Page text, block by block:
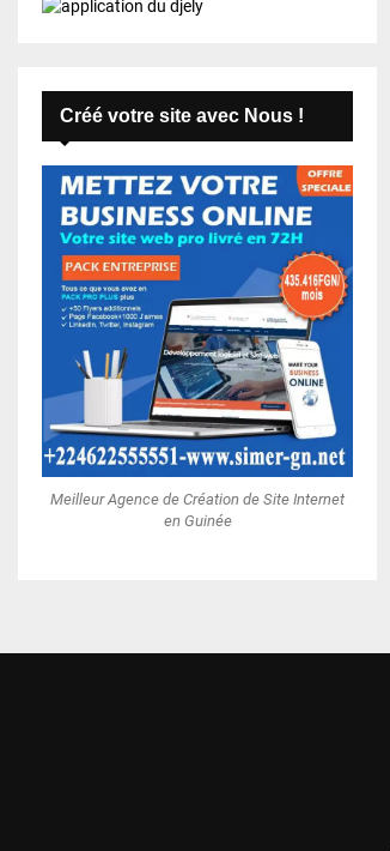
Créé votre site avec Nous !
Meilleur Agence de Création de Site Internet
en Guinée